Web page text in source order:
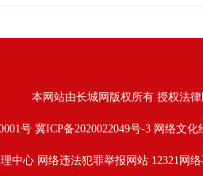
本网站由长城网版权所有 授权法律
号 冀ICP备2020022049号-3网络文化
中心 网络违法犯罪举报网站 12321网